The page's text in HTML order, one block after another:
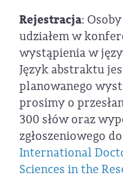
Rejestracja:
udziałem w
wystąpienia w
Język abstraktu
planowanego
prosimy o
300 słów oraz
zgłoszeniowego
International
Sciences in the